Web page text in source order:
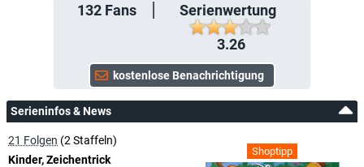
132Fans
Serienwertung
3.26
Serieninfos & News
Shoptipp
21 Folgen (2 Staffeln)
Kinder, Zeichentrick